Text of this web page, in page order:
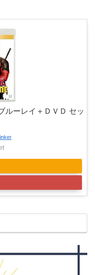
ーレイ＋ＤＶＤ セッ